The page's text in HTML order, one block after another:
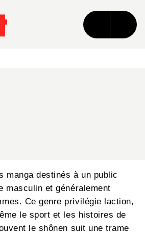
CONTENU
manga destinés à un public
masculin et généralement
Ce genre privilégie laction,
le sport et les histoires de
le shônen suit une trame